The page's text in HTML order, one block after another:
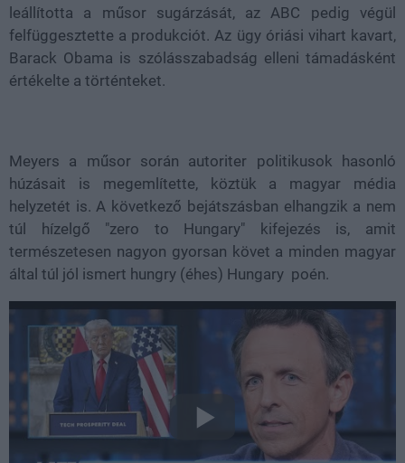
leállította a műsor sugárzását, az ABC pedig végül
felfüggesztette a produkciót. Az ügy óriási vihart kavart,
Barack Obama is szólásszabadság elleni támadásként
értékelte a történteket.
Meyers a műsor során autoriter politikusok hasonló
húzásait is megemlítette, köztük a magyar média
helyzetét is. A következő bejátszásban elhangzik a nem
túl hízelgő "zero to Hungary" kifejezés is, amit
természetesen nagyon gyorsan követ a minden magyar
által túl jól ismert hungry (éhes) Hungary poén.